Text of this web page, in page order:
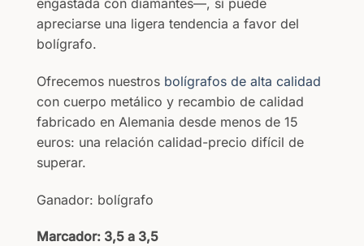
apreciarse una ligera tendencia a favor del
bolígrafo.
Ofrecemos nuestros bolígrafos de alta calidad
con cuerpo metálico y recambio de calidad
fabricado en Alemania desde menos de 15
euros: una relación calidad-precio difícil de
superar.
Ganador: bolígrafo
Marcador: 3,5 a 3,5